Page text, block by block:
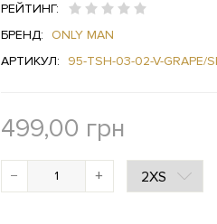
РЕЙТИНГ:
БРЕНД: ONLY MAN
АРТИКУЛ:
95-TSH-03-02-V-GRAPE/
499,00 грн
− +